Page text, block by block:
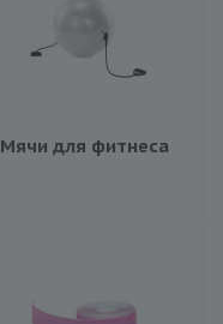
Мячи для фитнеса